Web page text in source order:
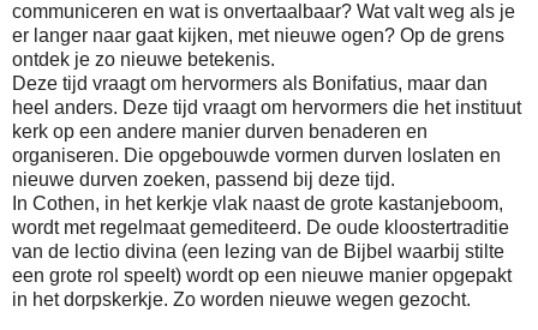
communiceren en wat is onvertaalbaar? Wat valt weg als je
er langer naar gaat kijken, met nieuwe ogen? Op de grens
ontdek je zo nieuwe betekenis.
Deze tijd vraagt om hervormers als Bonifatius, maar dan
heel anders. Deze tijd vraagt om hervormers die het instituut
kerk op een andere manier durven benaderen en
organiseren. Die opgebouwde vormen durven loslaten en
nieuwe durven zoeken, passend bij deze tijd.
In Cothen, in het kerkje vlak naast de grote kastanjeboom,
wordt met regelmaat gemediteerd. De oude kloostertraditie
van de lectio divina (een lezing van de Bijbel waarbij stilte
een grote rol speelt) wordt op een nieuwe manier opgepakt
in het dorpskerkje. Zo worden nieuwe wegen gezocht.